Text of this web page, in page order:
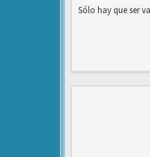
Sólo hay que ser